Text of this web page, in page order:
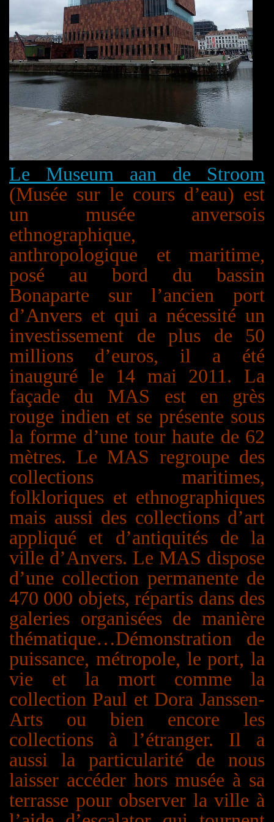
Le Museum aan de Stroom
(Musée sur le cours d’eau) est
un musée anversois
ethnographique,
anthropologique et maritime,
posé au bord du bassin
Bonaparte sur l’ancien port
d’Anvers et qui a nécessité un
investissement de plus de 50
millions d’euros, il a été
inauguré le 14 mai 2011. La
façade du MAS est en grès
rouge indien et se présente sous
la forme d’une tour haute de 62
mètres. Le MAS regroupe des
collections maritimes,
folkloriques et ethnographiques
mais aussi des collections d’art
appliqué et d’antiquités de la
ville d’Anvers. Le MAS dispose
d’une collection permanente de
470 000 objets, répartis dans des
galeries organisées de manière
thématique…Démonstration de
puissance, métropole, le port, la
vie et la mort comme la
collection Paul et Dora Janssen-
Arts ou bien encore les
collections à l’étranger. Il a
aussi la particularité de nous
laisser accéder hors musée à sa
terrasse pour observer la ville à